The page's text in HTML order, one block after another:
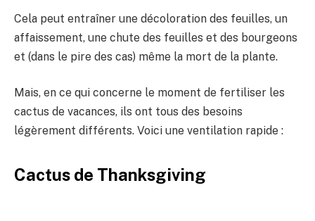
Cela peut entraîner une décoloration des feuilles, un
affaissement, une chute des feuilles et des bourgeons
et (dans le pire des cas) même la mort de la plante.
Mais, en ce qui concerne le moment de fertiliser les
cactus de vacances, ils ont tous des besoins
légèrement différents. Voici une ventilation rapide :
Cactus de Thanksgiving